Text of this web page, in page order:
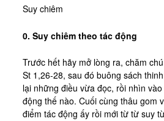
Bài Cầu Nguyện
Cách Cầu Nguyện
Nhận Định
Phương Pháp CN, Xét Mình
Suy chiêm
0. Suy chiêm theo tác động
Trước hết hãy mở lòng ra, chăm
St 1,26-28, sau đó buông sách
lại những điều vừa đọc, rồi nhìn
động thế nào. Cuối cùng thâu gom
điểm tác động ấy rồi mới từ từ suy